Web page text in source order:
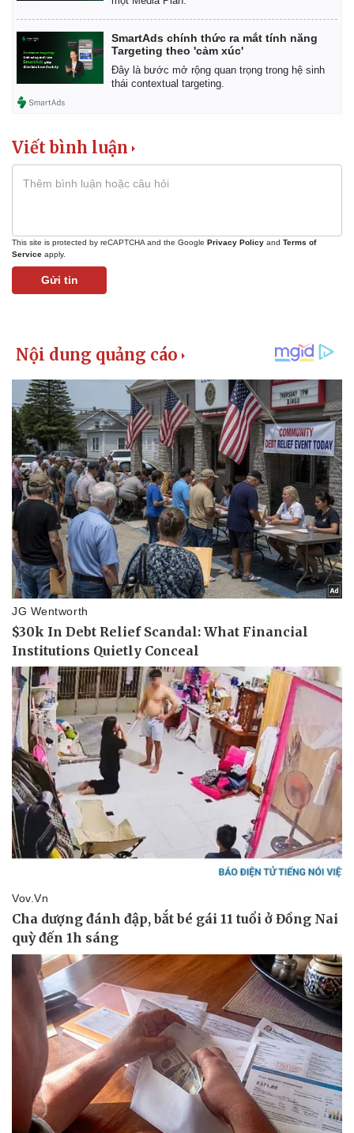
Pháp luật
Vụ án
Tin nóng
Tư vấn luật
Quân sự - Quốc phòng
Vũ khí
Việt Nam
Phân tích
SmartAds chính thức ra mắt tính năng
Targeting theo 'cảm xúc'
Đây là bước mở rộng quan trọng trong hệ sinh
thái contextual targeting.
Viết bình luận
This site is protected by reCAPTCHA and the Google Privacy Policy and Terms of
Service apply.
Gửi tin